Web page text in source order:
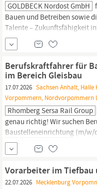
GOLDBECK Nordost GmbH
Bauen und Betreiben sowie
Talente – Zukunftsfähigkeit
Schlüsselfertiger Hochbau
Vorpommern
Bringen Sie
(m/w/d) verantworten Sie
Berufskraftfahrer für
im Bereich Gleisbau
17.07.2026 Sachsen Anhalt,
Vorpommern, Nordvorpommern
Rhomberg Sersa Rail Group
genau richtig! Wir suchen
Baustelleneinrichtung (m/w/
Team auf
Baustellen
in
Sersa Rail Group gehört zu
Bahninfrastrukturen sowie
Vorarbeiter im
22.07.2026 Mecklenburg